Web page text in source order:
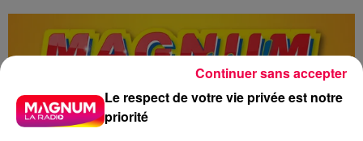
Le respect de votre vie privée est notre
priorité
Continuer sans accepter